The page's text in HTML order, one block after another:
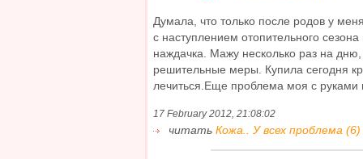
Думала, что только после родов у
с наступлением отопительного
наждачка. Мажу несколько раз на
решительные меры. Купила сегодня
лечиться.Еще проблема моя с руками
17 February 2012, 21:08:02
читать Кожа.. У всех проблема (6)